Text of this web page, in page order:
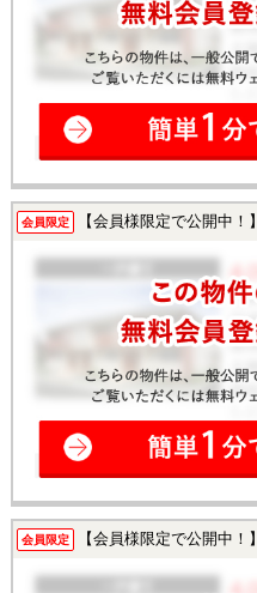
会員限定 【会員様限定で公開中！】
会員限定 【会員様限定で公開中！】